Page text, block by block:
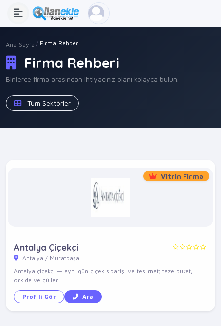
Ana Sayfa Firma Rehberi
Firma Rehberi
Binlerce firma arasından ihtiyacınız olanı kolayca bulun.
Tüm Sektörler
Vitrin Firma
Antalya Çiçekçi
Antalya / Muratpaşa
Antalya çiçekçi — aynı gün çiçek siparişi ve teslimat; taze buket,
orkide ve güller.
Profili Gör Ara